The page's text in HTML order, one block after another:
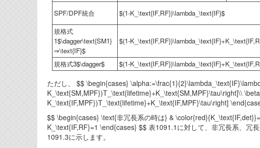
SPF/DPF統合
$(1-K_\text{IF,RF})\lambda_\text{IF}$
規格式
1$\dagger\text{SM1}
⇒\text{IF}$
$(1-
規格式3$\dagger$ $(1-
ただし、 $$ \begin{cases}
K_\text{SM,MPF})T_\text{lifetime}+K_\text{SM,MPF}\tau\right]\\
K_\text{IF,MPF})T_\text{lifetime}+K_\text{IF,MPF}\tau\right]
$$ \begin{cases} \text{非冗長系の時は} &
K_\text{IF,RF}=1 \end{cases} $$ 表1091.1に対して、非冗長系、冗
1091.3に示します。